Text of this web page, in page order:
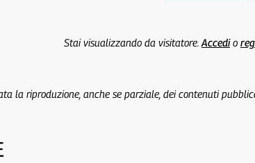
Stai visualizzando da visitatore. Accedio
la riproduzione, anche se parziale, dei contenuti